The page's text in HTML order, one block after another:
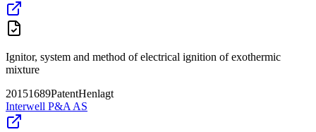
Ignitor, system and method of electrical ignition of exothermic
mixture
20151689PatentHenlagt
Interwell P&A AS